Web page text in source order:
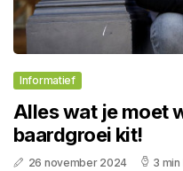
Informatief
Alles wat je moet
baardgroei kit!
26 november 2024 3